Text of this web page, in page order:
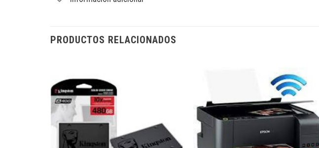
PRODUCTOS RELACIONADOS
Añadir
lista de
deseos